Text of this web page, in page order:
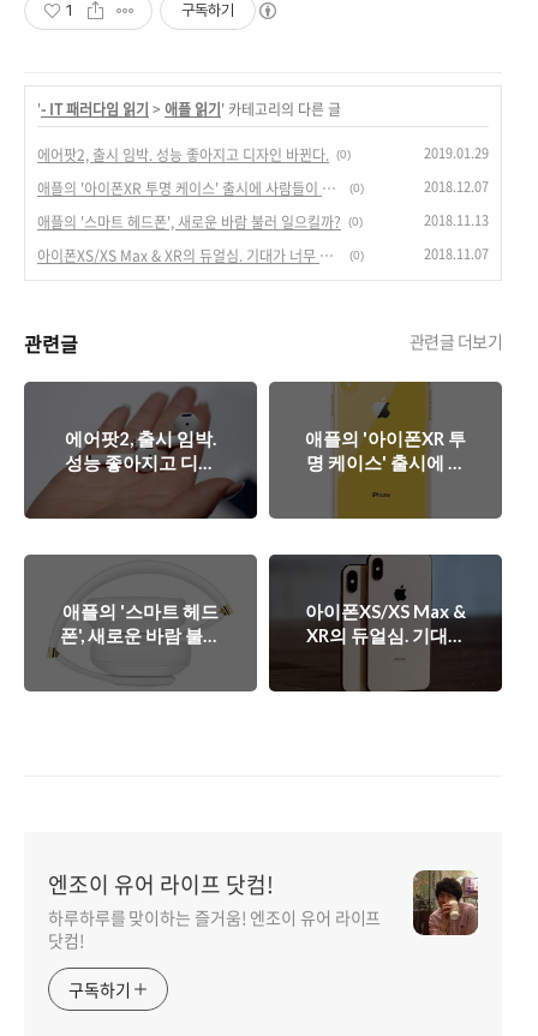
1 구독하기
'- IT 패러다임 읽기 > 애플 읽기' 카테고리의 다른 글
에어팟2, 출시 임박. 성능 좋아지고 디자인 바뀐다. (0) 2019.01.29
애플의 '아이폰XR 투명 케이스' 출시에 사람들이 야유를 보내는 이유. (0) 2018.12.07
애플의 '스마트 헤드폰', 새로운 바람 불러 일으킬까? (0) 2018.11.13
아이폰XS/XS Max & XR의 듀얼심. 기대가 너무 컸나? (0) 2018.11.07
관련글 관련글 더보기
에어팟2, 출시 임박.
성능 좋아지고 디자
애플의 '아이폰XR 투
명 케이스' 출시에 사
람들이 야유를 보내
애플의 '스마트 헤드
폰', 새로운 바람 불러
아이폰XS/XS Max &
XR의 듀얼심. 기대가
너무 컸나?
엔조이 유어 라이프 닷컴!
하루하루를 맞이하는 즐거움! 엔조이 유어 라이프
닷컴!
구독하기